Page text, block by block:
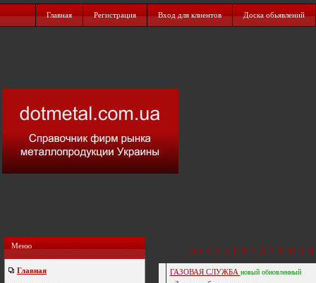
Главная Регистрация Вход для клиентов Доска обьявлений
Меню
Главная
0-9 A-Z А Б В Г Д Е Ё Ж З И
ГАЗОВАЯ СЛУЖБА новый обновленный